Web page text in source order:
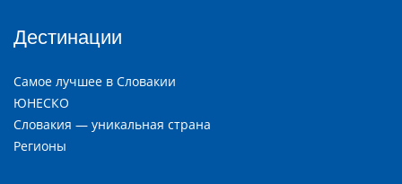
Дестинации
Самое лучшее в Словакии
ЮНЕСКО
Словакия — уникальная страна
Регионы